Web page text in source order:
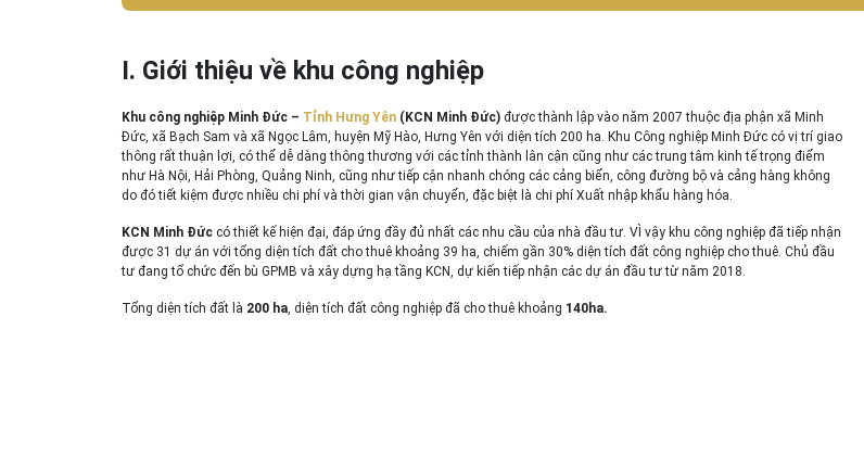
I. Giới thiệu về khu công nghiệp
Khu công nghiệp Minh Đức – Tỉnh Hưng Yên(KCN Minh Đức)được thành lập vào năm 2007 thuộc địa phận xã Minh
Đức, xã Bạch Sam và xã Ngọc Lâm, huyện Mỹ Hào, Hưng Yên với diện tích 200 ha. Khu Công nghiệp Minh Đức có vị trí giao
thông rất thuận lợi, có thể dễ dàng thông thương với các tỉnh thành lân cận cũng như các trung tâm kinh tế trọng điểm
như Hà Nội, Hải Phòng, Quảng Ninh, cũng như tiếp cận nhanh chóng các cảng biển, công đường bộ và cảng hàng không
do đó tiết kiệm được nhiều chi phí và thời gian vận chuyển, đặc biệt là chi phí Xuất nhập khẩu hàng hóa.
KCN Minh Đứccó thiết kế hiện đại, đáp ứng đầy đủ nhất các nhu cầu của nhà đầu tư. VÌ vậy khu công nghiệp đã tiếp nhận
được 31 dự án với tổng diện tích đất cho thuê khoảng 39 ha, chiếm gần 30% diện tích đất công nghiệp cho thuê. Chủ đầu
tư đang tổ chức đến bù GPMB và xây dựng hạ tầng KCN, dự kiến tiếp nhận các dự án đầu tư từ năm 2018.
Tổng diện tích đất là 200 ha, diện tích đất công nghiệp đã cho thuê khoảng 140ha.